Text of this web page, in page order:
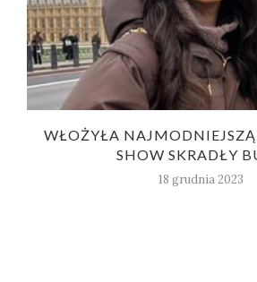
WŁOŻYŁA
SHOW SKRADŁY
18 grudnia 2023